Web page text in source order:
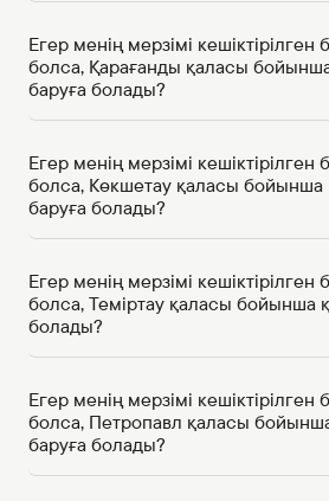
Егер менің мерзімі кешіктірілген
болса, Қарағанды қаласы
баруға болады?
Егер менің мерзімі кешіктірілген
болса, Көкшетау қаласы бойынша
баруға болады?
Егер менің мерзімі кешіктірілген
болса, Теміртау қаласы бойынша
болады?
Егер менің мерзімі кешіктірілген
болса, Петропавл қаласы
баруға болады?